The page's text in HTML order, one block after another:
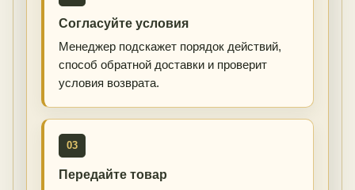
Согласуйте условия
Менеджер подскажет порядок действий,
способ обратной доставки и проверит
условия возврата.
03
Передайте товар